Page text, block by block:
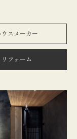
ウスメーカー
リフォーム